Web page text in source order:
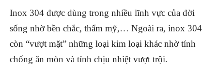
Inox 304 được dùng trong nhiều lĩnh vực của đời
sống nhờ bền chắc, thẩm mỹ,… Ngoài ra, inox 304
còn “vượt mặt” những loại kim loại khác nhờ tính
chống ăn mòn và tính chịu nhiệt vượt trội.